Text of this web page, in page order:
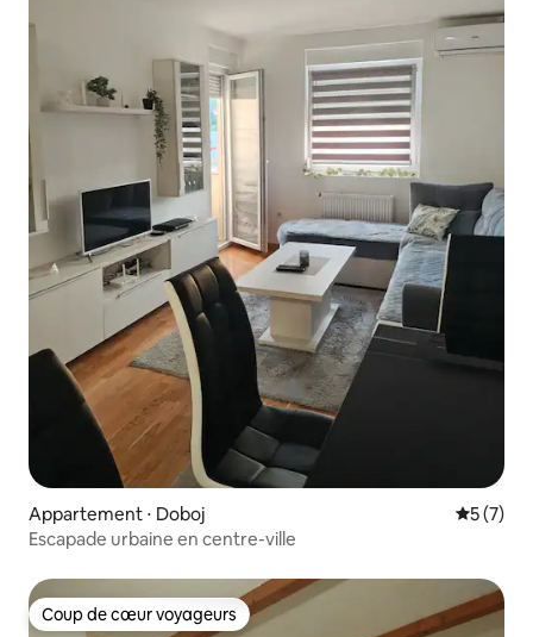
Appartement ⋅ Doboj
5 (7)
Escapade urbaine en centre-ville
Coup de cœur voyageurs
Coup de cœur voyageurs